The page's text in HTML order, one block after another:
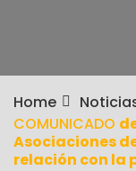
Home
COMUNICADO
Asociaciones
relación con la